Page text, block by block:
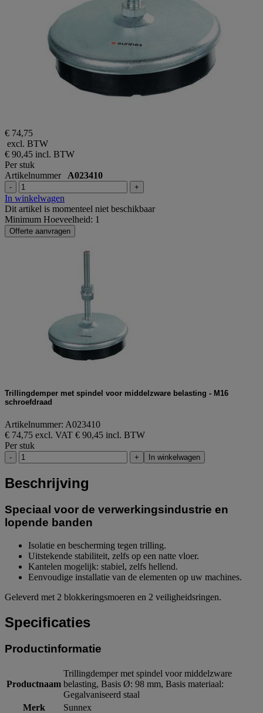
€ 74,75
excl. BTW
€ 90,45 incl. BTW
Per stuk
Artikelnummer A023410
- +
In winkelwagen
Dit artikel is momenteel niet beschikbaar
Minimum Hoeveelheid: 1
Offerte aanvragen
Trillingdemper met spindel voor middelzware belasting - M16
schroefdraad
Artikelnummer: A023410
€ 74,75 excl. VAT € 90,45 incl. BTW
Per stuk
- + In winkelwagen
Beschrijving
Speciaal voor de verwerkingsindustrie en
lopende banden
Isolatie en bescherming tegen trilling.
Uitstekende stabiliteit, zelfs op een natte vloer.
Kantelen mogelijk: stabiel, zelfs hellend.
Eenvoudige installatie van de elementen op uw machines.
Geleverd met 2 blokkeringsmoeren en 2 veiligheidsringen.
Specificaties
Productinformatie
Productnaam
Trillingdemper met spindel voor middelzware
belasting, Basis Ø: 98 mm, Basis materiaal:
Gegalvaniseerd staal
Merk
Sunnex